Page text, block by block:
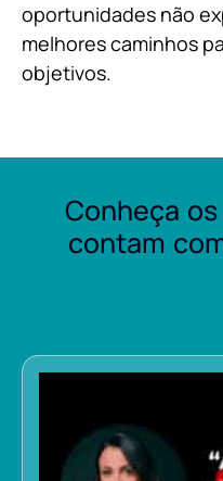
oportunidades não
melhores caminhos
objetivos.
Conheça
contam